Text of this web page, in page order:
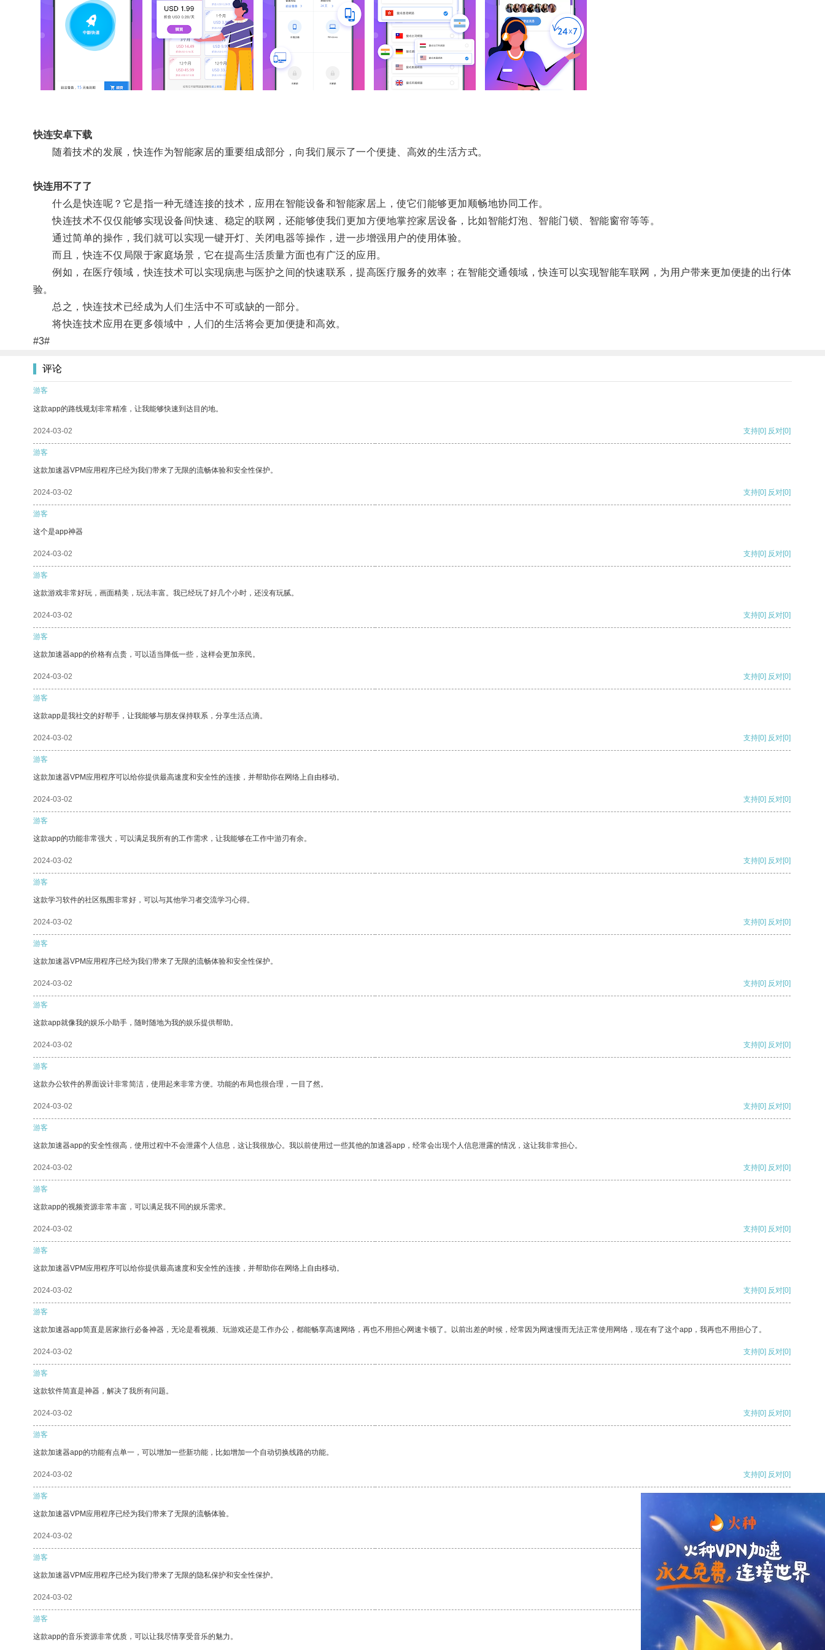
快连安卓下载
随着技术的发展，快连作为智能家居的重要组成部分，向我们展示了一个便捷、高效的生活方式。
快连用不了了
什么是快连呢？它是指一种无缝连接的技术，应用在智能设备和智能家居上，使它们能够更加顺畅地协同工作。
快连技术不仅仅能够实现设备间快速、稳定的联网，还能够使我们更加方便地掌控家居设备，比如智能灯泡、智能门锁、智能窗帘等等。
通过简单的操作，我们就可以实现一键开灯、关闭电器等操作，进一步增强用户的使用体验。
而且，快连不仅局限于家庭场景，它在提高生活质量方面也有广泛的应用。
例如，在医疗领域，快连技术可以实现病患与医护之间的快速联系，提高医疗服务的效率；在智能交通领域，快连可以实现智能车联网，为用户带来更加便捷的出行体
验。
总之，快连技术已经成为人们生活中不可或缺的一部分。
将快连技术应用在更多领域中，人们的生活将会更加便捷和高效。
#3#
评论
游客
这款app的路线规划非常精准，让我能够快速到达目的地。
2024-03-02 支持[0] 反对[0]
游客
这款加速器VPM应用程序已经为我们带来了无限的流畅体验和安全性保护。
2024-03-02 支持[0] 反对[0]
游客
这个是app神器
2024-03-02 支持[0] 反对[0]
游客
这款游戏非常好玩，画面精美，玩法丰富。我已经玩了好几个小时，还没有玩腻。
2024-03-02 支持[0] 反对[0]
游客
这款加速器app的价格有点贵，可以适当降低一些，这样会更加亲民。
2024-03-02 支持[0] 反对[0]
游客
这款app是我社交的好帮手，让我能够与朋友保持联系，分享生活点滴。
2024-03-02 支持[0] 反对[0]
游客
这款加速器VPM应用程序可以给你提供最高速度和安全性的连接，并帮助你在网络上自由移动。
2024-03-02 支持[0] 反对[0]
游客
这款app的功能非常强大，可以满足我所有的工作需求，让我能够在工作中游刃有余。
2024-03-02 支持[0] 反对[0]
游客
这款学习软件的社区氛围非常好，可以与其他学习者交流学习心得。
2024-03-02 支持[0] 反对[0]
游客
这款加速器VPM应用程序已经为我们带来了无限的流畅体验和安全性保护。
2024-03-02 支持[0] 反对[0]
游客
这款app就像我的娱乐小助手，随时随地为我的娱乐提供帮助。
2024-03-02 支持[0] 反对[0]
游客
这款办公软件的界面设计非常简洁，使用起来非常方便。功能的布局也很合理，一目了然。
2024-03-02 支持[0] 反对[0]
游客
这款加速器app的安全性很高，使用过程中不会泄露个人信息，这让我很放心。我以前使用过一些其他的加速器app，经常会出现个人信息泄露的情况，这让我非常担心。
2024-03-02 支持[0] 反对[0]
游客
这款app的视频资源非常丰富，可以满足我不同的娱乐需求。
2024-03-02 支持[0] 反对[0]
游客
这款加速器VPM应用程序可以给你提供最高速度和安全性的连接，并帮助你在网络上自由移动。
2024-03-02 支持[0] 反对[0]
游客
这款加速器app简直是居家旅行必备神器，无论是看视频、玩游戏还是工作办公，都能畅享高速网络，再也不用担心网速卡顿了。以前出差的时候，经常因为网速慢而无法正常使用网络，现在有了这个app，我再也不用担心了。
2024-03-02 支持[0] 反对[0]
游客
这款软件简直是神器，解决了我所有问题。
2024-03-02 支持[0] 反对[0]
游客
这款加速器app的功能有点单一，可以增加一些新功能，比如增加一个自动切换线路的功能。
2024-03-02 支持[0] 反对[0]
游客
这款加速器VPM应用程序已经为我们带来了无限的流畅体验。
2024-03-02
游客
这款加速器VPM应用程序已经为我们带来了无限的隐私保护和安全性保护。
2024-03-02 反对
游客
这款app的音乐资源非常优质，可以让我尽情享受音乐的魅力。